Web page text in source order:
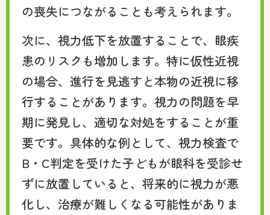
の喪失につながることも考えられます。
次に、視力低下を放置することで、眼疾
患のリスクも増加します。特に仮性近視
の場合、進行を見逃すと本物の近視に移
行することがあります。視力の問題を早
期に発見し、適切な対処をすることが重
要です。具体的な例として、視力検査で
B・C判定を受けた子どもが眼科を受診せ
ずに放置していると、将来的に視力が悪
化し、治療が難しくなる可能性がありま